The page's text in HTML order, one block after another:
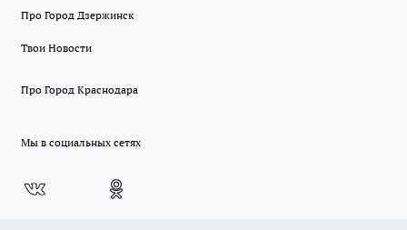
Про Город Дзержинск
Твои Новости
Про Город Краснодара
Мы в социальных сетях